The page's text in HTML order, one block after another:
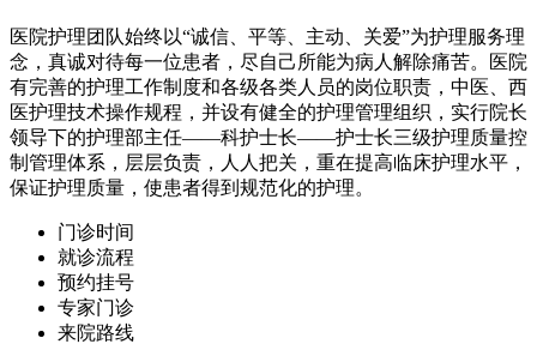
医院护理团队始终以“诚信、平等、主动、关爱”为护理服务理
念，真诚对待每一位患者，尽自己所能为病人解除痛苦。医院
有完善的护理工作制度和各级各类人员的岗位职责，中医、西
医护理技术操作规程，并设有健全的护理管理组织，实行院长
领导下的护理部主任——科护士长——护士长三级护理质量控
制管理体系，层层负责，人人把关，重在提高临床护理水平，
保证护理质量，使患者得到规范化的护理。
门诊时间
就诊流程
预约挂号
专家门诊
来院路线